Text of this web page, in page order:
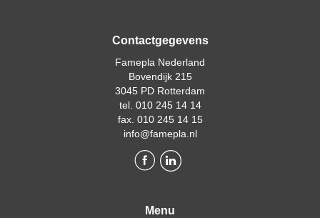
Contactgegevens
Famepla Nederland
Bovendijk 215
3045 PD Rotterdam
tel. 010 245 14 14
fax. 010 245 14 15
info@famepla.nl
Menu